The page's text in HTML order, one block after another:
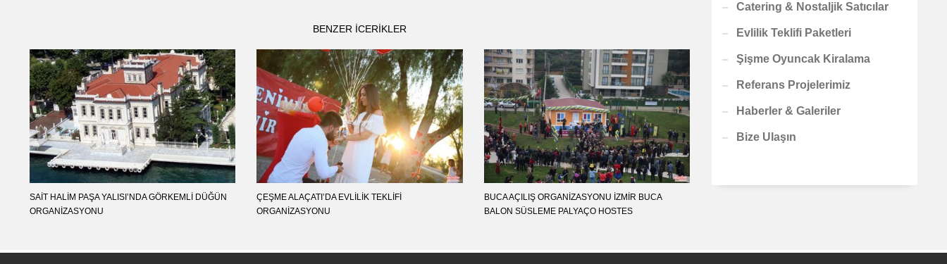
BENZER ICERIKLER
SAIT HALIM PAŞA YALISI’NDA GÖRKEMLI DÜĞÜN
ORGANIZASYONU
ÇEŞME ALAÇATI’DA EVLILIK TEKLIFI
ORGANIZASYONU
BUCA AÇILIŞ ORGANIZASYONU İZMIR BUCA
BALON SÜSLEME PALYAÇO HOSTES
Catering & Nostaljik Satıcılar
Evlilik Teklifi Paketleri
Şişme Oyuncak Kiralama
Referans Projelerimiz
Haberler & Galeriler
Bize Ulaşın